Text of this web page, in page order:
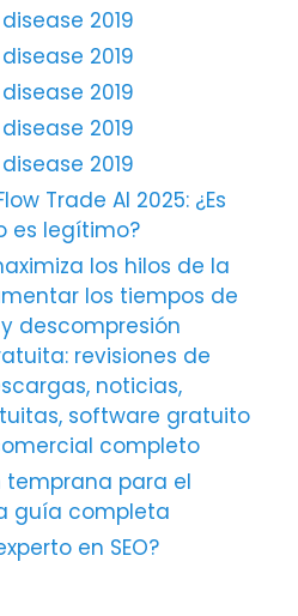
2019
2019
2019
2019
2019
Trade AI 2025: ¿Es
es legítimo?
los hilos de la
los tiempos de
descompresión
revisiones de
noticias,
software gratuito
completo
temprana para el
guía completa
en SEO?